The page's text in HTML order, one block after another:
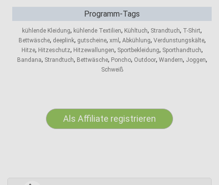
Programm-Tags
kühlende Kleidung, kühlende Textilien, Kühltuch, Strandtuch, T-Shirt,
Bettwäsche, deeplink, gutscheine, xml , Abkühlung, Verdunstungskälte,
Hitze, Hitzeschutz, Hitzewallungen, Sportbekleidung, Sporthandtuch,
Bandana, Strandtuch, Bettwäsche, Poncho, Outdoor, Wandern, Joggen,
Schweiß
Als Affiliate registrieren